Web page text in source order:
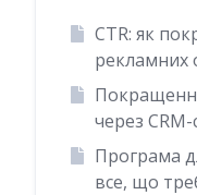
CTR: як
рекламних
через
Програма
все, що